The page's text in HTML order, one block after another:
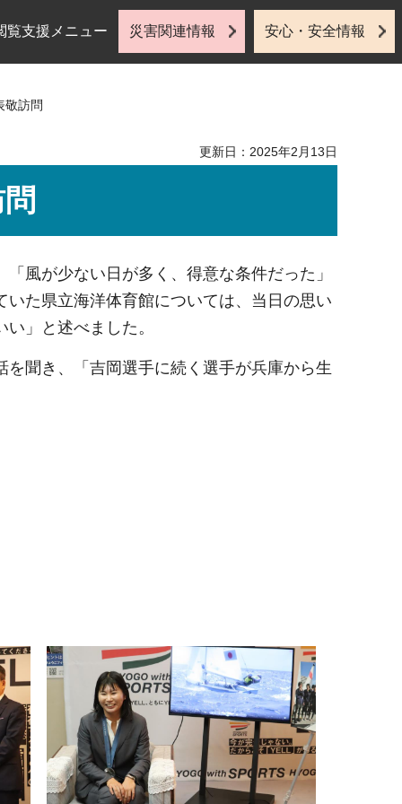
覧支援メニュー 災害関連情報 安心・安全情報
敬訪問
更新日：2025年2月13日
風が少ない日が多く、得意な条件だった」
た県立海洋体育館については、当日の思い
」と述べました。
聞き、「吉岡選手に続く選手が兵庫から生